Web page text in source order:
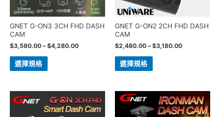
GNET G-ON3 3CH FHD DASH
CAM
$3,580.00 –$4,280.00
選擇規格
GNET G-ON2 2CH FHD DASH
CAM
$2,480.00 –$3,180.00
選擇規格